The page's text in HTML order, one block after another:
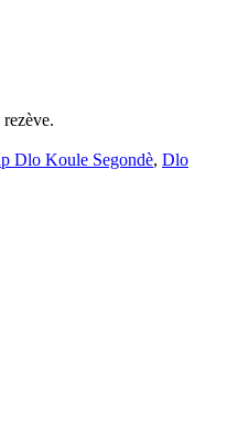
Dlo Koule Segondè, Dlo